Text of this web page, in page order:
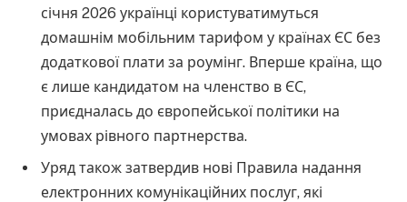
січня 2026 українці користуватимуться
домашнім мобільним тарифом у країнах ЄС без
додаткової плати за роумінг. Вперше країна, що
є лише кандидатом на членство в ЄС,
приєдналась до європейської політики на
умовах рівного партнерства.
Уряд також затвердив нові Правила надання
електронних комунікаційних послуг, які